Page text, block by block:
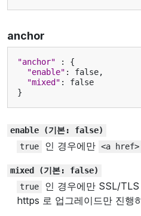
anchor
"anchor" :
{
"enable" : false,
"mixed" :
false
}
enable (기본:
false)
true
인 경우에만 <a href>
mixed (기본:
false)
true
인 경우에만 SSL/
https 로 업그레이드만 진행